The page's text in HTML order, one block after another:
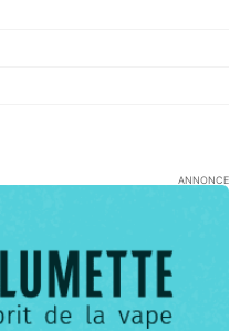
ANNONCE